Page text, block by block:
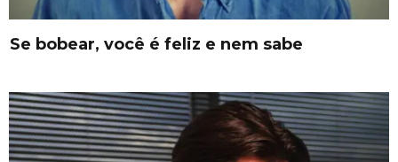
Se bobear, você é feliz e nem sabe